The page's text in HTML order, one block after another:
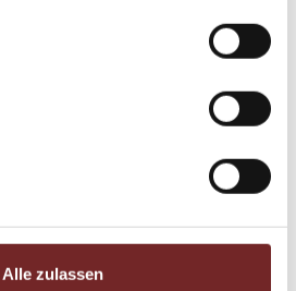
Alle zulassen
auf Wachstum – auch mit
Akquisitionen oder größeren
– unterstützen wir